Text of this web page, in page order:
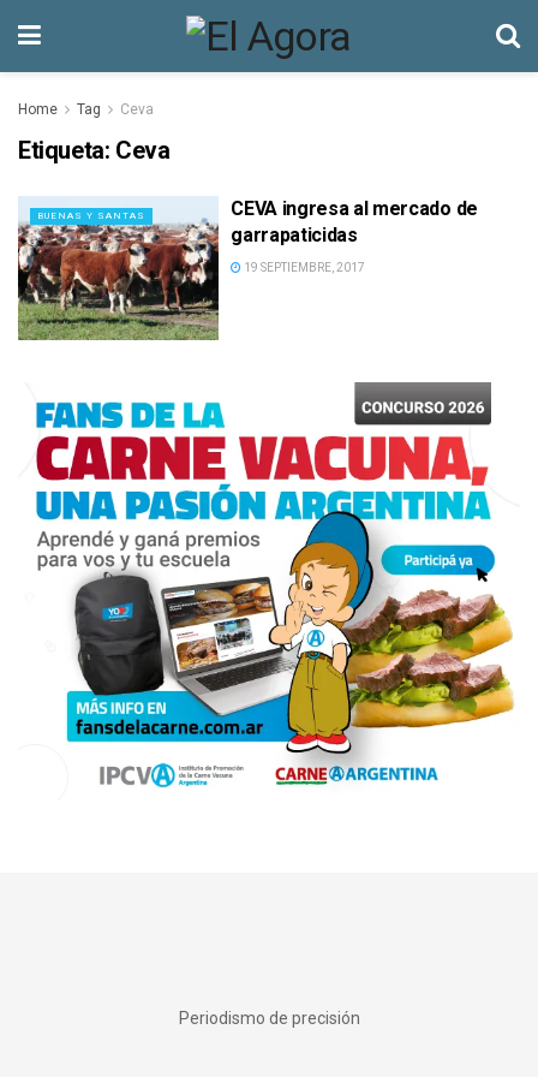
Home Tag Ceva
Etiqueta: Ceva
BUENAS Y SANTAS
CEVA ingresa al mercado de
garrapaticidas
19 SEPTIEMBRE, 2017
Periodismo de precisión